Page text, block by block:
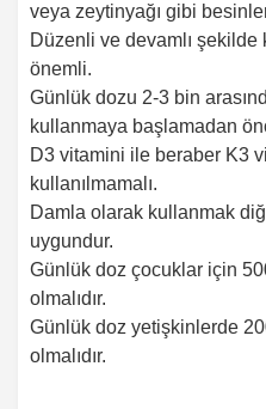
veya zeytinyağı gibi
Düzenli ve devamlı
önemli.
Günlük dozu 2-3 bin
kullanmaya başlamadan
D3 vitamini ile beraber K3
kullanılmamalı.
Damla olarak kullanmak
uygundur.
Günlük doz çocuklar için
olmalıdır.
Günlük doz yetişkinlerde
olmalıdır.